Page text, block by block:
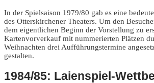
In der Spielsaison 1979/80 gab es eine
des Otterskirchener Theaters. Um den
dem eigentlichen Beginn der Vorstellung zu
Kartenvorverkauf mit nummerierten Plätzen
Weihnachten drei Aufführungstermine
gestalten.
1984/85: Laienspiel-